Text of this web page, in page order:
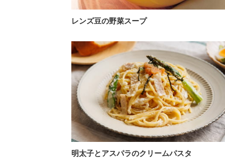
レンズ豆の野菜スープ
明太子とアスパラのクリームパスタ